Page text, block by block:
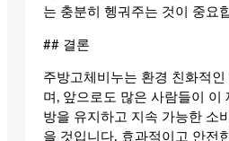
는 충분히 헹궈주는 것이 중요
## 결론
주방고체비누는 환경 친화적
며, 앞으로도 많은 사람들이 이
방을 유지하고 지속 가능한 소
을 것입니다. 효과적이고 안전